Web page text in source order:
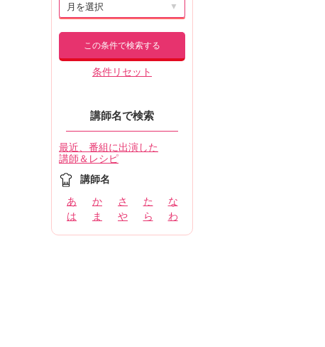
▼
この条件で検索する
条件リセット
講師名で検索
最近、番組に出演した
講師＆レシピ
講師名
あ か さ た
な
は
ま や ら わ